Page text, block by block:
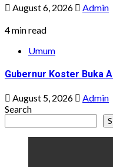
August 6, 2026
Admin
4 min read
Umum
Gubernur Koster Buka
August 5, 2026
Admin
Search